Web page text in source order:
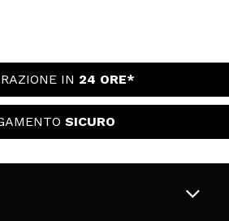
IN 24 ORE*
SICURO